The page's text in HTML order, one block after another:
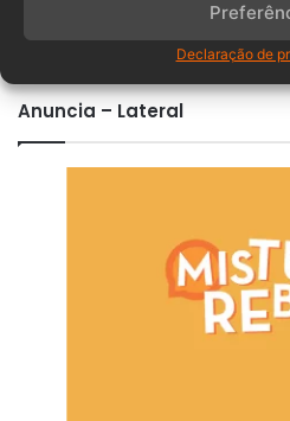
Declaração de
Anuncia – Lateral